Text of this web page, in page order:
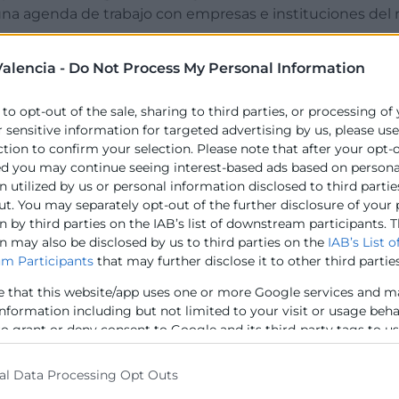
- Do Not Process My Personal Information
to opt-out of the sale, sharing to third parties, or processing of
sensitive information for targeted advertising by us, please
to confirm your selection. Please note that after your opt-
you may continue seeing interest-based ads based on
utilized by us or personal information disclosed to third
You may separately opt-out of the further disclosure of your
by third parties on the IAB’s list of downstream participants.
may also be disclosed by us to third parties on the IAB’s List
Participants that may further disclose it to other third
that this website/app uses one or more Google services and
including but not limited to your visit or usage
grant or deny consent to Google and its third-party tags to
specified purposes in below Google consent section.
Data Processing Opt Outs
agenda de trabajo con empresas e instituciones del
Alicante,
de la región de Tánger-Tetuán-Alhucenas, Younes
de Tánger, Abdelatif Afailal,donde se ha
Baño,ha firmado un acuerdo de colaboración entre
y buenas prácticas y fomento de la
entre nuestras empresas, facilitar el
sostenible y la prosperidad de ambas regiones”,
Alhucenas y Comunidad Valenciana.
es consolidar la cooperación y abrir nuevas
de sectores estratégicos como la alimentación
Infraca), químico (Antonio Tarazona, Tarazona
Travel, El Plantío Golf Resort), textil (Manuel Revert,